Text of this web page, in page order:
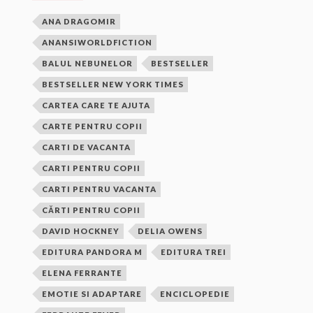
ANA DRAGOMIR
ANANSIWORLDFICTION
BALUL NEBUNELOR BESTSELLER
BESTSELLER NEW YORK TIMES
CARTEA CARE TE AJUTA
CARTE PENTRU COPII
CARTI DE VACANTA
CARTI PENTRU COPII
CARTI PENTRU VACANTA
CĂRTI PENTRU COPII
DAVID HOCKNEY DELIA OWENS
EDITURA PANDORA M EDITURA TREI
ELENA FERRANTE
EMOTIE SI ADAPTARE ENCICLOPEDIE